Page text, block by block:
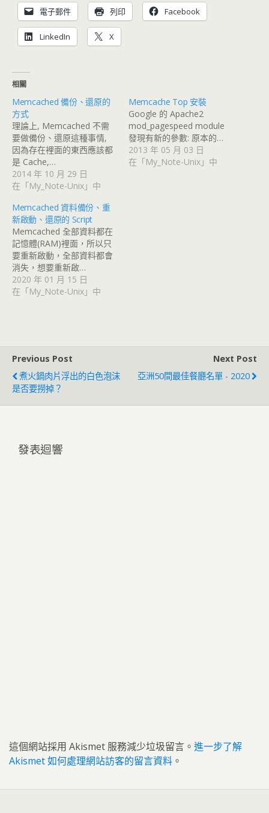
電子郵件 列印 Facebook
LinkedIn X
相關
Memcached 備份、還原的
方式
理論上, Memcached 不需
要做備份、還原這種事情,
因為存在裡面的東西應該都
是 Cache,…
2014 年 10 月 29 日
在「My_Note-Unix」中
Memcache Top 安裝
Google 的 Apache2
mod_pagespeed module
發現有新的參數: 原本的…
2013 年 05 月 03 日
在「My_Note-Unix」中
Memcached 資料備份、重
新啟動、還原的 Script
Memcached 全部資料都在
記憶體(RAM)裡面，所以只
要重新啟動，全部資料都會
消失，想要重新啟…
2020 年 01 月 15 日
在「My_Note-Unix」中
Previous Post
煮火鍋肉片浮出的白色泡沫
是否要撈掉？
Next Post
亞洲50間最佳餐廳名單 - 2020
發表迴響
這個網站採用 Akismet 服務減少垃圾留言。 進一步了解
Akismet 如何處理網站訪客的留言資料 。